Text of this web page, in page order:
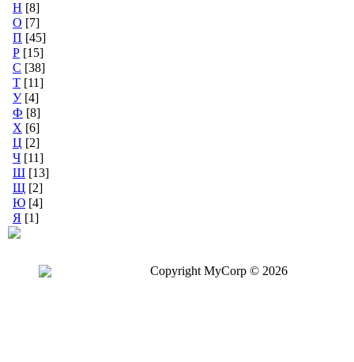
Н [8]
О [7]
П [45]
Р [15]
С [38]
Т [11]
У [4]
Ф [8]
Х [6]
Ц [2]
Ч [11]
Ш [13]
Щ [2]
Ю [4]
Я [1]
Copyright MyCorp © 2026